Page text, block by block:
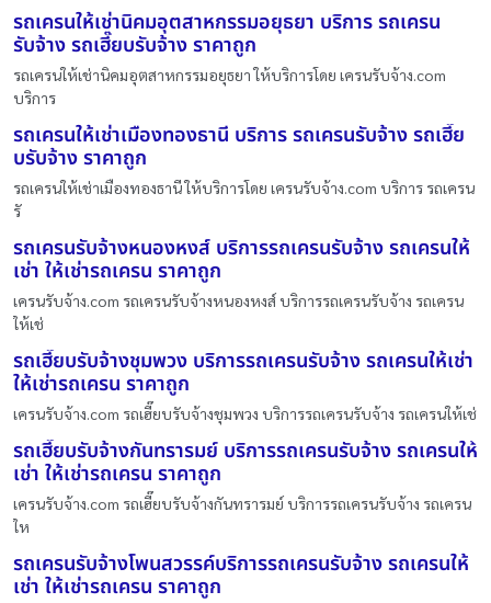
รถเครนให้เช่านิคมอุตสาหกรรมอยุธยา บริการ รถเครน
รับจ้าง รถเฮี๊ยบรับจ้าง ราคาถูก
รถเครนให้เช่านิคมอุตสาหกรรมอยุธยา ให้บริการโดย เครนรับจ้าง.com
บริการ
รถเครนให้เช่าเมืองทองธานี บริการ รถเครนรับจ้าง รถเฮี๊ย
บรับจ้าง ราคาถูก
รถเครนให้เช่าเมืองทองธานี ให้บริการโดย เครนรับจ้าง.com บริการ รถเครน
รั
รถเครนรับจ้างหนองหงส์ บริการรถเครนรับจ้าง รถเครนให้
เช่า ให้เช่ารถเครน ราคาถูก
เครนรับจ้าง.com รถเครนรับจ้างหนองหงส์ บริการรถเครนรับจ้าง รถเครน
ให้เช่
รถเฮี๊ยบรับจ้างชุมพวง บริการรถเครนรับจ้าง รถเครนให้เช่า
ให้เช่ารถเครน ราคาถูก
เครนรับจ้าง.com รถเฮี๊ยบรับจ้างชุมพวง บริการรถเครนรับจ้าง รถเครนให้เช่
รถเฮี๊ยบรับจ้างกันทรารมย์ บริการรถเครนรับจ้าง รถเครนให้
เช่า ให้เช่ารถเครน ราคาถูก
เครนรับจ้าง.com รถเฮี๊ยบรับจ้างกันทรารมย์ บริการรถเครนรับจ้าง รถเครน
ให
รถเครนรับจ้างโพนสวรรค์บริการรถเครนรับจ้าง รถเครนให้
เช่า ให้เช่ารถเครน ราคาถูก